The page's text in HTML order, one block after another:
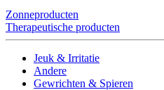
Zonneproducten
Therapeutische producten
Jeuk & Irritatie
Andere
Gewrichten & Spieren